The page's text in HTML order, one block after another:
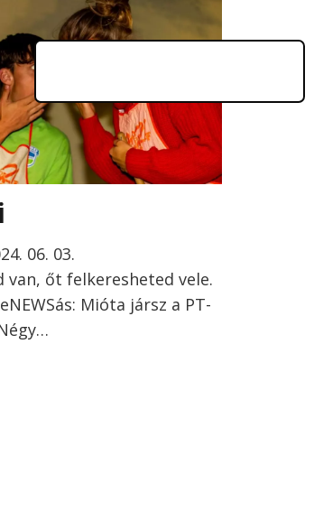
06. 03.
van, őt felkeresheted vele.
Mióta jársz a PT-